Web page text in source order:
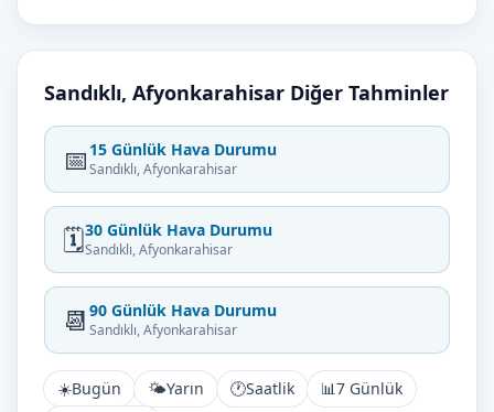
Sandıklı, Afyonkarahisar Diğer Tahminler
📅 15 Günlük Hava Durumu
Sandıklı, Afyonkarahisar
🗓️30 Günlük Hava Durumu
Sandıklı, Afyonkarahisar
📆 90 Günlük Hava Durumu
Sandıklı, Afyonkarahisar
☀️Bugün 🌤️Yarın 🕐Saatlik 📊7 Günlük